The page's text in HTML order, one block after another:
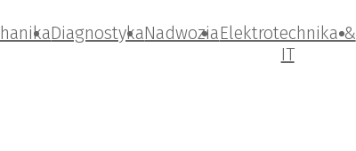
DiagnostykaNadwoziaElektrotechnika &
IT